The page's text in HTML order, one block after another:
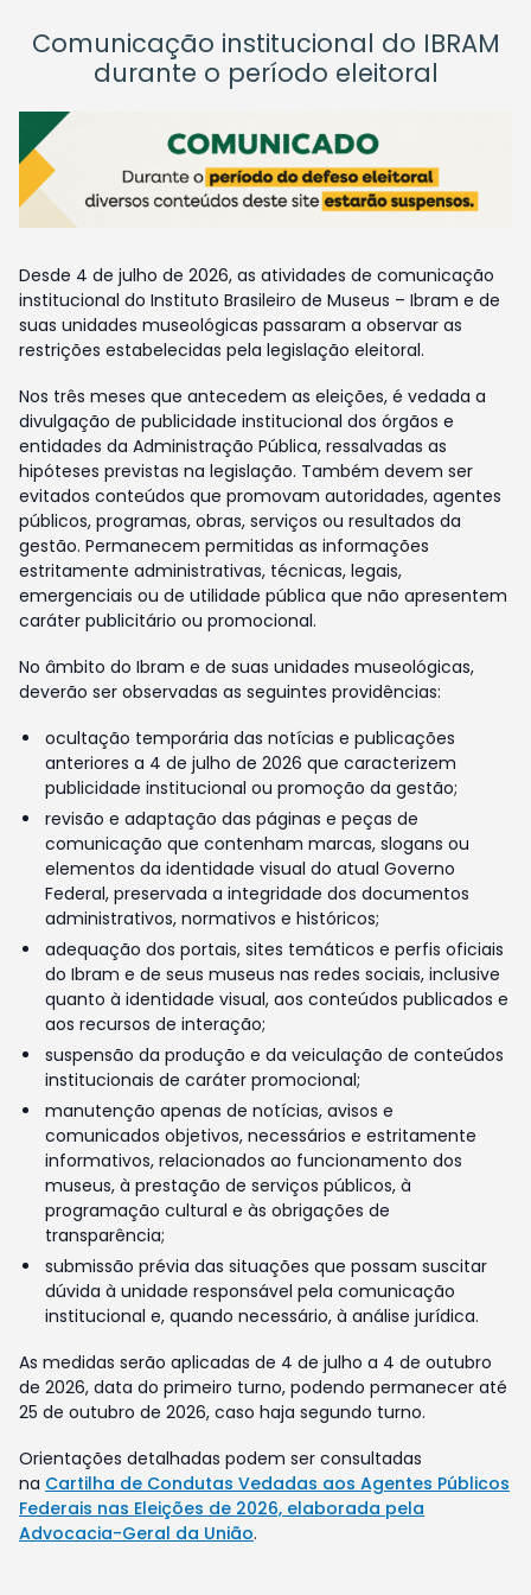
Comunicação institucional do IBRAM
durante o período eleitoral
Desde 4 de julho de 2026, as atividades de comunicação
institucional do Instituto Brasileiro de Museus – Ibram e de
suas unidades museológicas passaram a observar as
restrições estabelecidas pela legislação eleitoral.
Nos três meses que antecedem as eleições, é vedada a
divulgação de publicidade institucional dos órgãos e
entidades da Administração Pública, ressalvadas as
hipóteses previstas na legislação. Também devem ser
evitados conteúdos que promovam autoridades, agentes
públicos, programas, obras, serviços ou resultados da
gestão. Permanecem permitidas as informações
estritamente administrativas, técnicas, legais,
emergenciais ou de utilidade pública que não apresentem
caráter publicitário ou promocional.
No âmbito do Ibram e de suas unidades museológicas,
deverão ser observadas as seguintes providências:
ocultação temporária das notícias e publicações
anteriores a 4 de julho de 2026 que caracterizem
publicidade institucional ou promoção da gestão;
revisão e adaptação das páginas e peças de
comunicação que contenham marcas, slogans ou
elementos da identidade visual do atual Governo
Federal, preservada a integridade dos documentos
administrativos, normativos e históricos;
adequação dos portais, sites temáticos e perfis oficiais
do Ibram e de seus museus nas redes sociais, inclusive
quanto à identidade visual, aos conteúdos publicados e
aos recursos de interação;
suspensão da produção e da veiculação de conteúdos
institucionais de caráter promocional;
manutenção apenas de notícias, avisos e
comunicados objetivos, necessários e estritamente
informativos, relacionados ao funcionamento dos
museus, à prestação de serviços públicos, à
programação cultural e às obrigações de
transparência;
submissão prévia das situações que possam suscitar
dúvida à unidade responsável pela comunicação
institucional e, quando necessário, à análise jurídica.
As medidas serão aplicadas de 4 de julho a 4 de outubro
de 2026, data do primeiro turno, podendo permanecer até
25 de outubro de 2026, caso haja segundo turno.
Orientações detalhadas podem ser consultadas
na Cartilha de Condutas Vedadas aos Agentes Públicos
Federais nas Eleições de 2026, elaborada pela
Advocacia-Geral da União.